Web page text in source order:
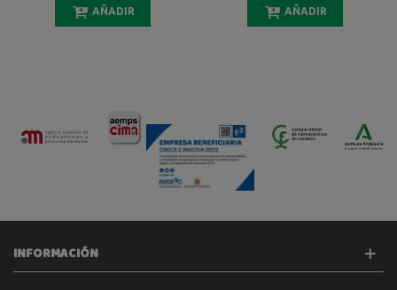
AÑADIR AÑADIR
INFORMACIÓN